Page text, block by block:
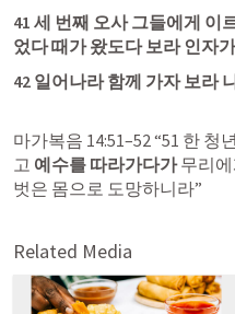
41 세 번째 오사 그들에게 이
었다 때가 왔도다 보라 인자
마가복음 14:51–52 “51 한 청
고 예수를 따라가다가 무리
벗은 몸으로 도망하니라”
Related Media